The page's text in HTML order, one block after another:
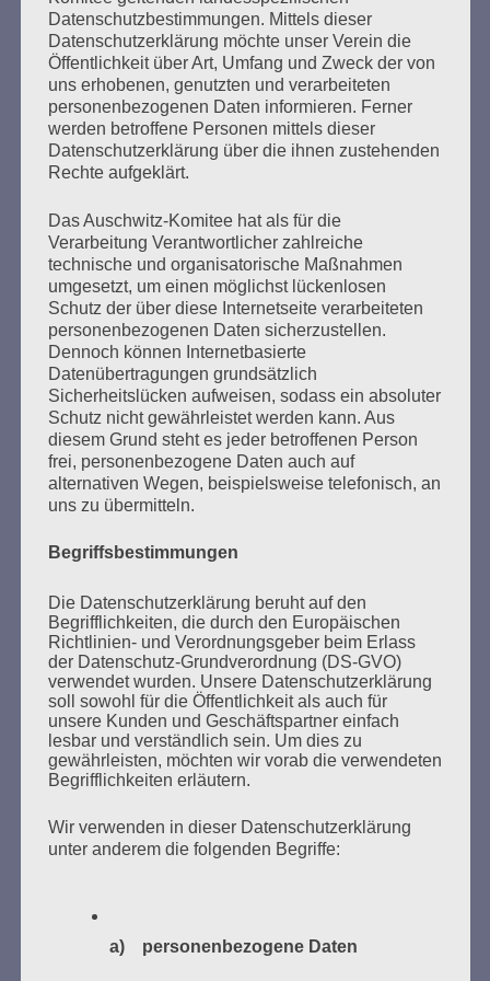
SUCHEN
NACH:
MARATHONLESUNG AUS DEN
VERBRANNTEN BÜCHERN
Donnerstag, 21. Mai 2026, 11 – 18 Uhr
Zum 26. Mal gibt es eine Marathonlesung anlässlich
des Gedenkens an die Verbrennung von Büchern am
Studentenorganisationen und Burschenschaftler
Weitere Informationen:lesezeichen-setzen.de
GEDENKEN UND ERINNERN BEGINNT IN
UNSERER NACHBARSCHAFT
Datenschutzbestimmungen. Mittels dieser
Datenschutzerklärung möchte unser Verein die
Öffentlichkeit über Art, Umfang und Zweck der von
uns erhobenen, genutzten und verarbeiteten
personenbezogenen Daten informieren. Ferner
werden betroffene Personen mittels dieser
Datenschutzerklärung über die ihnen zustehenden
Rechte aufgeklärt.
Das Auschwitz-Komitee hat als für die
Verarbeitung Verantwortlicher zahlreiche
technische und organisatorische Maßnahmen
umgesetzt, um einen möglichst lückenlosen
Schutz der über diese Internetseite verarbeiteten
personenbezogenen Daten sicherzustellen.
Dennoch können Internetbasierte
Datenübertragungen grundsätzlich
Sicherheitslücken aufweisen, sodass ein absoluter
Schutz nicht gewährleistet werden kann. Aus
diesem Grund steht es jeder betroffenen Person
frei, personenbezogene Daten auch auf
alternativen Wegen, beispielsweise telefonisch, an
uns zu übermitteln.
Begriffsbestimmungen
Die Datenschutzerklärung beruht auf den
Begrifflichkeiten, die durch den Europäischen
Richtlinien- und Verordnungsgeber beim Erlass
der Datenschutz-Grundverordnung (DS-GVO)
verwendet wurden. Unsere Datenschutzerklärung
soll sowohl für die Öffentlichkeit als auch für
unsere Kunden und Geschäftspartner einfach
lesbar und verständlich sein. Um dies zu
gewährleisten, möchten wir vorab die verwendeten
Begrifflichkeiten erläutern.
Wir verwenden in dieser Datenschutzerklärung
unter anderem die folgenden Begriffe:
a) personenbezogene Daten